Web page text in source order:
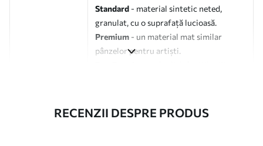
Standard - material sintetic neted,
granulat, cu o suprafață lucioasă.
Premium - un material mat similar
pânzelor pentru artiști.
RECENZII DESPRE PRODUS